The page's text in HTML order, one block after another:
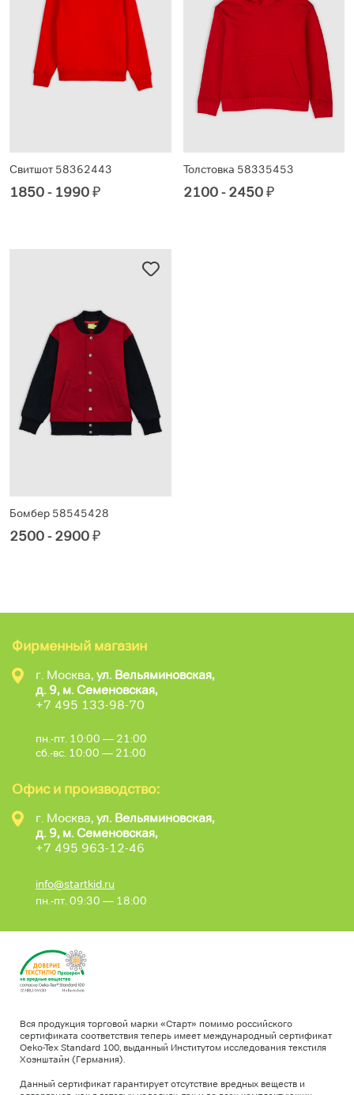
Свитшот 58362443
1850 - 1990₽
Толстовка 58335453
2100 - 2450₽
Бомбер 58545428
2500 - 2900₽
Фирменный магазин
г. Москва, ул. Вельяминовская,
д. 9, м. Семеновская,
+7 495 133-98-70
пн.-пт. 10:00 — 21:00
сб.-вс. 10:00 — 21:00
Офис и производство:
г. Москва, ул. Вельяминовская,
д. 9, м. Семеновская,
+7 495 963-12-46
info@startkid.ru
пн.-пт. 09:30 — 18:00
Вся продукция торговой марки «Старт» помимо российского
сертификата соответствия теперь имеет международный сертификат
Oeko-Tex Standard 100, выданный Институтом исследования текстиля
Хоэнштайн (Германия).
Данный сертификат гарантирует отсутствие вредных веществ и